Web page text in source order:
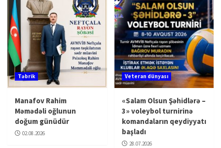
Təbrik
Manafov Rahim
Məmədəli oğlunun
doğum günüdür
02.08.2026
Veteran dünyası
«Salam Olsun Şəhidlərə –
3» voleybol turnirinə
komandaların qeydiyyatı
başladı
28.07.2026